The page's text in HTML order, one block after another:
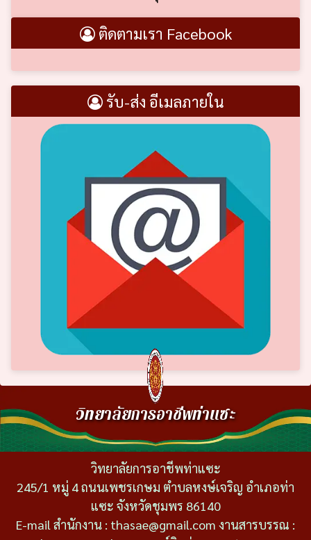
ติดตามเรา Facebook
รับ-ส่ง อีเมลภายใน
วิทยาลัยการอาชีพท่าแซะ
วิทยาลัยการอาชีพท่าแซะ
245/1 หมู่ 4 ถนนเพชรเกษม ตำบลหงษ์เจริญ อำเภอท่า
แซะ จังหวัดชุมพร 86140
E-mail สำนักงาน : thasae@gmail.com งานสารบรรณ :